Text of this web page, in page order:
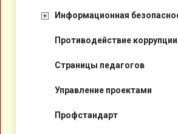
Информационная
Противодействие коррупции
Страницы педагогов
Управление проектами
Профстандарт